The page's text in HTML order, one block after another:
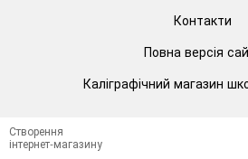
Контакти
Повна версія
Каліграфічний магазин
Створення
інтернет-магазину